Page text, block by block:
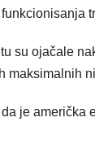
su ojačale
maksimalnih
je američka